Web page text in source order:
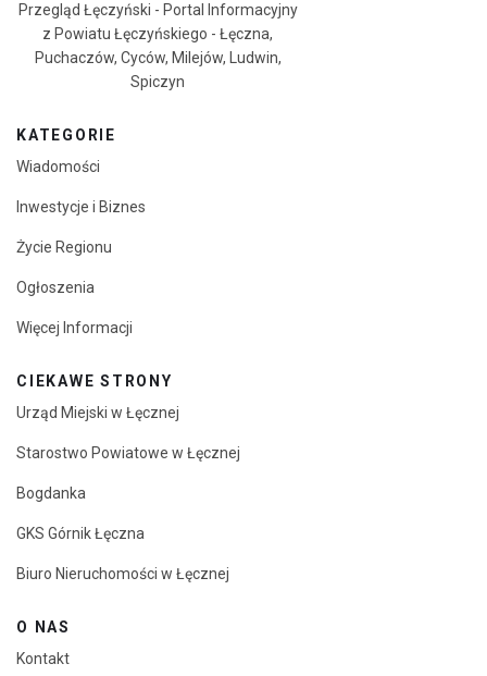
Przegląd Łęczyński - Portal Informacyjny
z Powiatu Łęczyńskiego - Łęczna,
Puchaczów, Cyców, Milejów, Ludwin,
Spiczyn
KATEGORIE
Wiadomości
Inwestycje i Biznes
Życie Regionu
Ogłoszenia
Więcej Informacji
CIEKAWE STRONY
Urząd Miejski w Łęcznej
Starostwo Powiatowe w Łęcznej
Bogdanka
GKS Górnik Łęczna
Biuro Nieruchomości w Łęcznej
O NAS
Kontakt